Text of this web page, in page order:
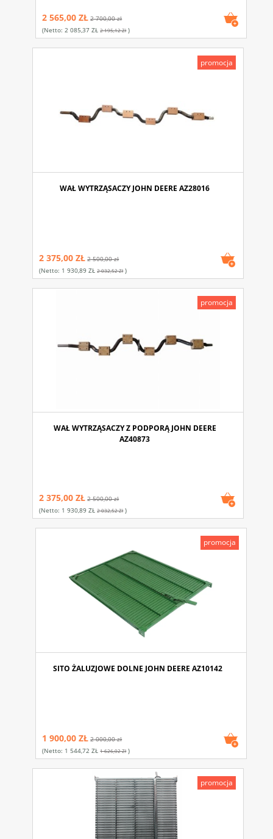
2 565,00 ZŁ 2 700,00 zł
(netto:2 085,37 ZŁ 2 195,12 Zł)
WAŁ WYTRZĄSACZY JOHN DEERE AZ28016
2 375,00 ZŁ 2 500,00 zł
(netto: 1 930,89 ZŁ 2 032,52 Zł)
promocja
WAŁ WYTRZĄSACZY Z PODPORĄ JOHN DEERE
AZ40873
2 375,00 ZŁ 2 500,00 zł
(netto: 1 930,89 ZŁ 2 032,52 Zł)
promocja
SITO ŻALUZJOWE DOLNE JOHN DEERE AZ10142
1 900,00 ZŁ 2 000,00 zł
(netto: 1 544,72 ZŁ 1 626,02 Zł)
promocja
promocja